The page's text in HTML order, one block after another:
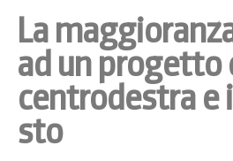
La
ad un progetto
centrodestra e
sto